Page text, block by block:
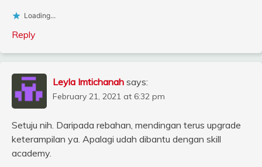
Loading...
Reply
Leyla Imtichanah says:
February 21, 2021 at 6:32 pm
Setuju nih. Daripada rebahan, mendingan terus upgrade
keterampilan ya. Apalagi udah dibantu dengan skill
academy.